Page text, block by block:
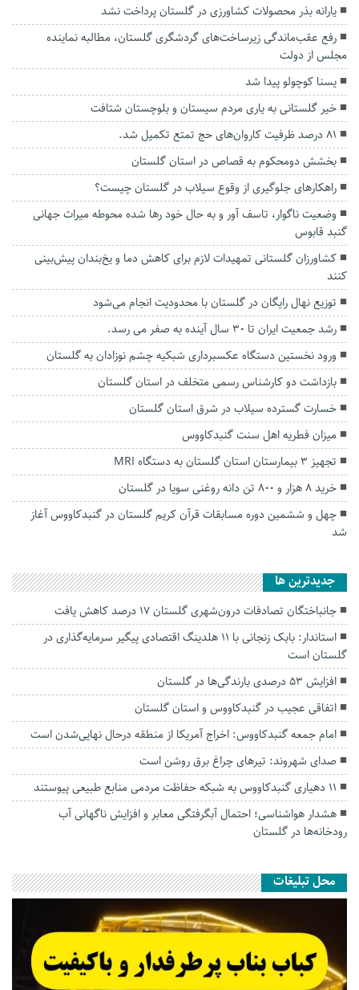
یارانه بذر محصولات کشاورزی در گلستان پرداخت نشد
رفع عقب‌ماندگی زیرساخت‌های گردشگری گلستان، مطالبه نماینده
مجلس از دولت
یسنا کوچولو پیدا شد
خیر گلستانی به یاری مردم سیستان و بلوچستان شتافت
۸۱ درصد ظرفیت کاروان‌های حج تمتع تکمیل شد.
بخشش دومحکوم به قصاص در استان گلستان
راهکارهای جلوگیری از وقوع سیلاب در گلستان چیست؟
وضعیت ناگوار، تاسف آور و به حال خود رها شده محوطه میراث‌ جهانی
گنبد قابوس
کشاورزان گلستانی تمهیدات لازم برای کاهش دما و یخ‌بندان پیش‌بینی
کنند
توزیع نهال رایگان در گلستان با محدودیت انجام می‌شود
رشد جمعیت ایران تا ۳۰ سال آینده به صفر می رسد.
ورود نخستین دستگاه عکسبرداری شبکیه چشم نوزادان به گلستان
بازداشت دو کارشناس رسمی متخلف در استان گلستان
خسارت گسترده سیلاب در شرق استان گلستان
میزان فطریه اهل سنت گنبدکاووس
تجهیز ۳ بیمارستان استان گلستان به دستگاه MRI
خرید ۸ هزار و ۸۰۰ تن دانه روغنی سویا در گلستان
چهل و ششمین دوره مسابقات قرآن کریم گلستان در گنبدکاووس آغاز
شد
جديدترين ها
جانباختگان تصادفات درون‌شهری گلستان ۱۷ درصد کاهش یافت
استاندار: بابک زنجانی با ۱۱ هلدینگ اقتصادی پیگیر سرمایه‌گذاری در
گلستان است
افزایش ۵۳ درصدی بارندگی‌ها در گلستان
اتفاقی عجیب در‌ گنبدکاووس و استان گلستان
امام جمعه گنبدکاووس: اخراج آمریکا از منطقه درحال نهایی‌شدن است
صدای شهروند: تیرهای چراغ برق روشن است
۱۱ دهیاری گنبدکاووس به شبکه حفاظت مردمی منابع طبیعی پیوستند
هشدار هواشناسی؛ احتمال آبگرفتگی معابر و افزایش ناگهانی آب
رودخانه‌ها در گلستان
محل تبلیغات